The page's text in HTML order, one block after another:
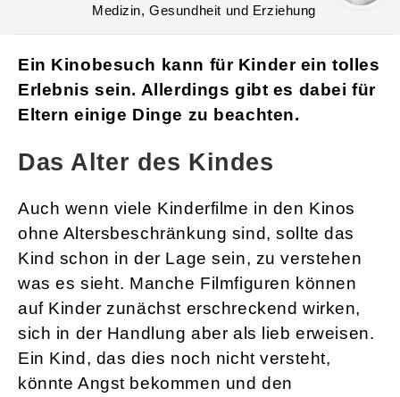
Medizin, Gesundheit und Erziehung
Ein Kinobesuch kann für Kinder ein tolles
Erlebnis sein. Allerdings gibt es dabei für
Eltern einige Dinge zu beachten.
Das Alter des Kindes
Auch wenn viele Kinderfilme in den Kinos
ohne Altersbeschränkung sind, sollte das
Kind schon in der Lage sein, zu verstehen
was es sieht. Manche Filmfiguren können
auf Kinder zunächst erschreckend wirken,
sich in der Handlung aber als lieb erweisen.
Ein Kind, das dies noch nicht versteht,
könnte Angst bekommen und den